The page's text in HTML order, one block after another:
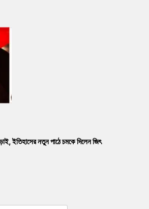
ইতিহাসের নতুন পাঠে চমকে দিলেন জিৎ